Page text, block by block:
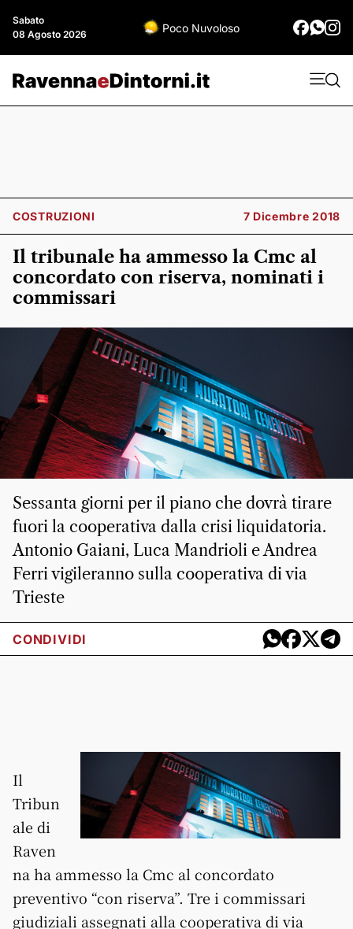
Sabato
08 Agosto 2026
Poco Nuvoloso
COSTRUZIONI 7 Dicembre 2018
Il tribunale ha ammesso la Cmc al
concordato con riserva, nominati i
commissari
Sessanta giorni per il piano che dovrà tirare
fuori la cooperativa dalla crisi liquidatoria.
Antonio Gaiani, Luca Mandrioli e Andrea
Ferri vigileranno sulla cooperativa di via
Trieste
CONDIVIDI
Il
Tribun
ale di
Raven
na ha ammesso la Cmc al concordato
preventivo “con riserva”. Tre i commissari
giudiziali assegnati alla cooperativa di via